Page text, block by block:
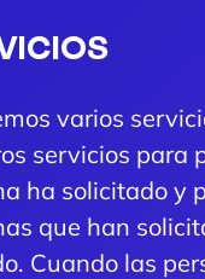
varios
servicios para
ha solicitado y
que han
Cuando las